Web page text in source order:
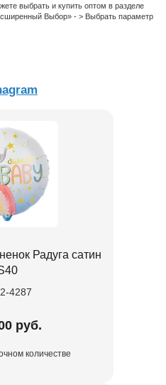
выбрать и купить оптом в разделе
Выбор» - > Выбрать параметр
Радуга сатин
4287
руб.
количестве